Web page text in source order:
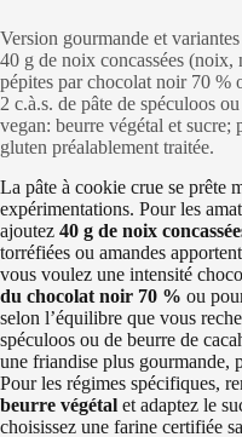
Version gourmande et
40 g de noix concassées (noix,
pépites par chocolat noir 70 %
2 c.à.s. de pâte de spéculoos
vegan: beurre végétal et sucre;
gluten préalablement traitée.
La pâte à cookie crue se prête
expérimentations. Pour les
ajoutez 40 g de noix
torréfiées ou amandes
vous voulez une intensité
du chocolat noir 70 % ou
selon l’équilibre que vous
spéculoos ou de beurre de
une friandise plus gourmande,
Pour les régimes spécifiques,
beurre végétal et adaptez le
choisissez une farine certifiée